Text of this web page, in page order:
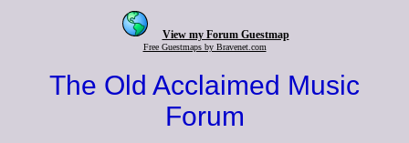
View my Forum Guestmap
Free Guestmaps by Bravenet.com
The Old Acclaimed Music
Forum